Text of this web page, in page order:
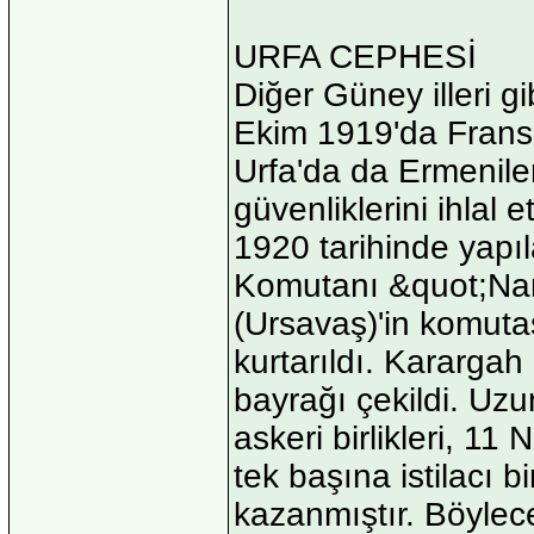
URFA CEPHESİ
Diğer Güney illeri
Ekim 1919'da
Urfa'da da
güvenliklerini ihlal
1920 tarihinde
Komutanı
(Ursavaş)'in
kurtarıldı.
bayrağı çekildi.
askeri birlikleri, 11
tek başına istilacı
kazanmıştır.